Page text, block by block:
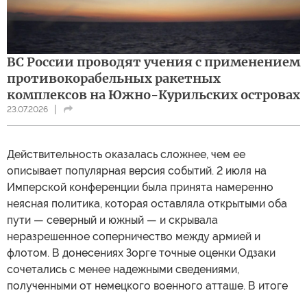
ВС России проводят учения с применением
противокорабельных ракетных
комплексов на Южно-Курильских островах
23.07.2026
Действительность оказалась сложнее, чем ее
описывает популярная версия событий. 2 июля на
Имперской конференции была принята намеренно
неясная политика, которая оставляла открытыми оба
пути — северный и южный — и скрывала
неразрешенное соперничество между армией и
флотом. В донесениях Зорге точные оценки Одзаки
сочетались с менее надежными сведениями,
полученными от немецкого военного атташе. В итоге